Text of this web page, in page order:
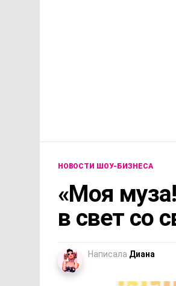
НОВОСТИ ШОУ-БИЗНЕСА
«Моя
в свет со
Написала Диана